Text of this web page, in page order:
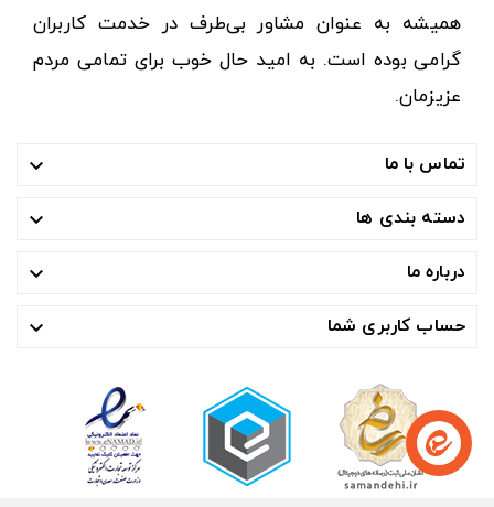
همیشه به عنوان مشاور بی‌طرف در خدمت کاربران
گرامی بوده است. به امید حال خوب برای تمامی مردم
عزیزمان.
تماس با ما 
دسته بندی ها 
درباره ما 
حساب کاربری شما 